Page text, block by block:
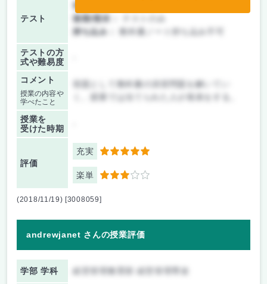
テスト
前期/中間：
後期/期末：
持ち込み：
教科書ノート持ち込み不可
テストの方
式や難易度
コメント
授業の内容や
学べたこと
宿題として教科書の演習問題を解いてい
授業を
受けた時期
評価
充実 5
楽単 3
(2018/11/19) [3008059]
andrewjanet さんの授業評価
学部 学科